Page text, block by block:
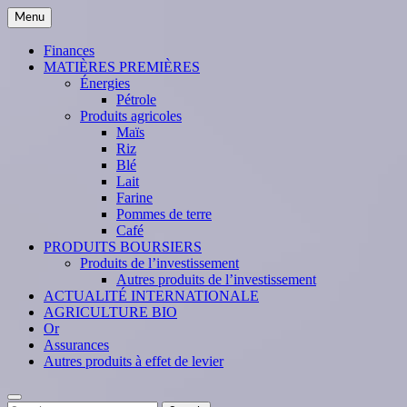
Skip
to
content
Menu
Finances
MATIÈRES PREMIÈRES
Énergies
Pétrole
Produits agricoles
Maïs
Riz
Blé
Lait
Farine
Pommes de terre
Café
PRODUITS BOURSIERS
Produits de l’investissement
Autres produits de l’investissement
ACTUALITÉ INTERNATIONALE
AGRICULTURE BIO
Or
Assurances
Autres produits à effet de levier
Search